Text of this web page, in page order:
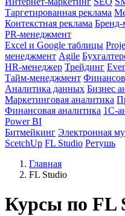
Таргетированная реклама
Контекстная реклама
PR-менеджмент
Excel и Google таблицы
менеджмент Agile
HR-менеджер Трейдинг
Тайм-менеджмент
Аналитика данных Бизнес
Маркетинговая аналитика
Финансовая аналитика 1C-
Power BI
Битмейкинг Электронная
ScetchUp FL Studio Ретушь
Главная
FL Studio
Курсы по FL